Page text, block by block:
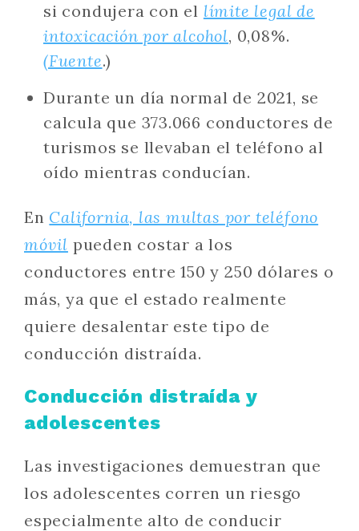
si condujera con el límite legal de
intoxicación por alcohol, 0,08%.
(Fuente.)
Durante un día normal de 2021, se
calcula que 373.066 conductores de
turismos se llevaban el teléfono al
oído mientras conducían.
En California, las multas por teléfono
móvil pueden costar a los
conductores entre 150 y 250 dólares o
más, ya que el estado realmente
quiere desalentar este tipo de
conducción distraída.
Conducción distraída y
adolescentes
Las investigaciones demuestran que
los adolescentes corren un riesgo
especialmente alto de conducir